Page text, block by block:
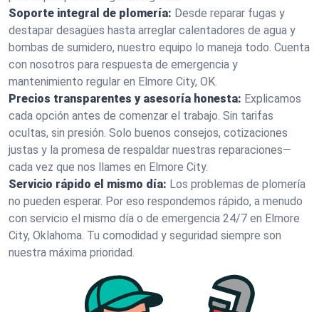
Soporte integral de plomería: Desde reparar fugas y
destapar desagües hasta arreglar calentadores de agua y
bombas de sumidero, nuestro equipo lo maneja todo. Cuenta
con nosotros para respuesta de emergencia y
mantenimiento regular en Elmore City, OK.
Precios transparentes y asesoría honesta: Explicamos
cada opción antes de comenzar el trabajo. Sin tarifas
ocultas, sin presión. Solo buenos consejos, cotizaciones
justas y la promesa de respaldar nuestras reparaciones—
cada vez que nos llames en Elmore City.
Servicio rápido el mismo día: Los problemas de plomería
no pueden esperar. Por eso respondemos rápido, a menudo
con servicio el mismo día o de emergencia 24/7 en Elmore
City, Oklahoma. Tu comodidad y seguridad siempre son
nuestra máxima prioridad.